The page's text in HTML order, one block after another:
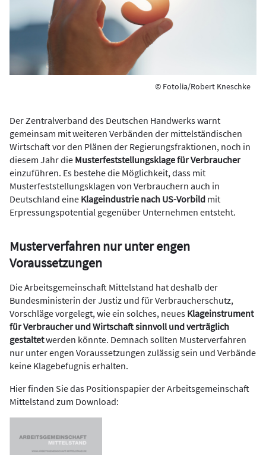
© Fotolia/Robert Kneschke
Der Zentralverband des Deutschen Handwerks warnt
gemeinsam mit weiteren Verbänden der mittelständischen
Wirtschaft vor den Plänen der Regierungsfraktionen, noch in
diesem Jahr die Musterfeststellungsklage für Verbraucher
einzuführen. Es bestehe die Möglichkeit, dass mit
Musterfeststellungsklagen von Verbrauchern auch in
Deutschland eine Klageindustrie nach US-Vorbild mit
Erpressungspotential gegenüber Unternehmen entsteht.
Musterverfahren nur unter engen
Voraussetzungen
Die Arbeitsgemeinschaft Mittelstand hat deshalb der
Bundesministerin der Justiz und für Verbraucherschutz,
Vorschläge vorgelegt, wie ein solches, neues Klageinstrument
für Verbraucher und Wirtschaft sinnvoll und verträglich
gestaltetwerden könnte. Demnach sollten Musterverfahren
nur unter engen Voraussetzungen zulässig sein und Verbände
keine Klagebefugnis erhalten.
Hier finden Sie das Positionspapier der Arbeitsgemeinschaft
Mittelstand zum Download: